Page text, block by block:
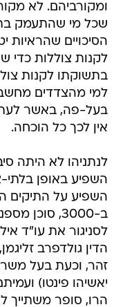
ומקורביהם. לא
שכל מי שהתעמק
הסיכויים
לקנות צוללות כדי
בתשוקתו לקנות
למי מהצדדים
בעל-פה, באשר
אין לכך כל הוכחה.
השפיע על התיקים
ב-3000,
לסניגור את עו"ד
הדין גולדפרב
זהר, וכעת בעל
יאשיהו פינטו)
הרו, סופר משתייך